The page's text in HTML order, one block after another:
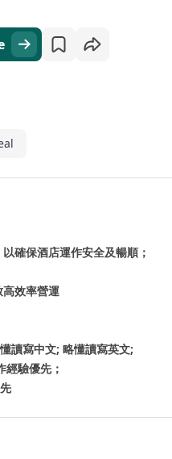
確保酒店運作安全及暢順；
效率營運
讀寫中文; 略懂讀寫英文;
驗優先；